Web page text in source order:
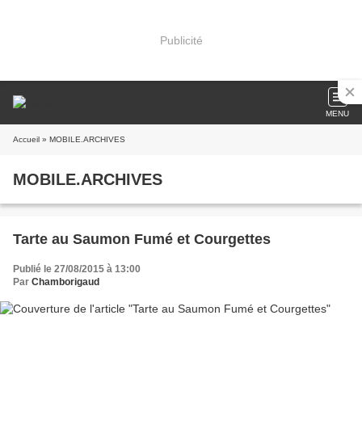
Publicité
MENU
Accueil » MOBILE.ARCHIVES
MOBILE.ARCHIVES
Tarte au Saumon Fumé et Courgettes
Publié le 27/08/2015 à 13:00
Par Chamborigaud